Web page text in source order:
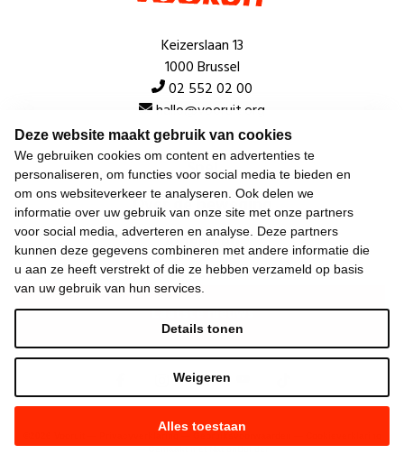
Deze website maakt gebruik van cookies
We gebruiken cookies om content en advertenties te
personaliseren, om functies voor social media te bieden en
om ons websiteverkeer te analyseren. Ook delen we
informatie over uw gebruik van onze site met onze partners
voor social media, adverteren en analyse. Deze partners
kunnen deze gegevens combineren met andere informatie die
u aan ze heeft verstrekt of die ze hebben verzameld op basis
van uw gebruik van hun services.
Alles toestaan
Weigeren
Details tonen
Keizerslaan 13
1000 Brussel
02 552 02 00
hallo@vooruit.org
Snel
Over de beweging
Algemeen
Laatste nieuws
—Gemaakt met NationBuilder